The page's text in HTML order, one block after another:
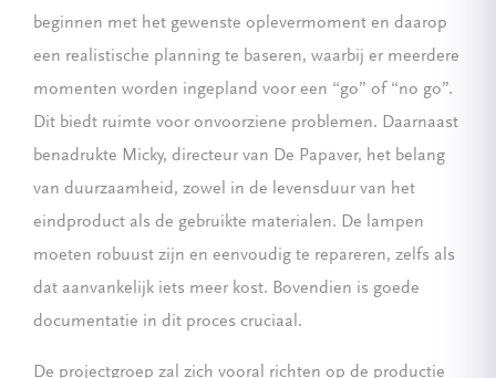
beginnen met het gewenste oplevermoment en daarop
een realistische planning te baseren, waarbij er meerdere
momenten worden ingepland voor een “go” of “no go”.
Dit biedt ruimte voor onvoorziene problemen. Daarnaast
benadrukte Micky, directeur van De Papaver, het belang
van duurzaamheid, zowel in de levensduur van het
eindproduct als de gebruikte materialen. De lampen
moeten robuust zijn en eenvoudig te repareren, zelfs als
dat aanvankelijk iets meer kost. Bovendien is goede
documentatie in dit proces cruciaal.
De projectgroep zal zich vooral richten op de productie